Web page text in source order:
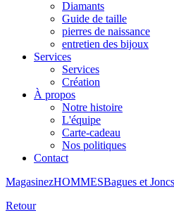
Diamants
Guide de taille
pierres de naissance
entretien des bijoux
Services
Services
Création
À propos
Notre histoire
L'équipe
Carte-cadeau
Nos politiques
Contact
MagasinezHOMMESBagues et Joncs
Retour